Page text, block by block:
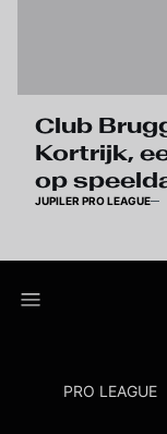
Club
Kortrijk,
op
JUPILER PRO LEAGUE
PRO LEAGUE